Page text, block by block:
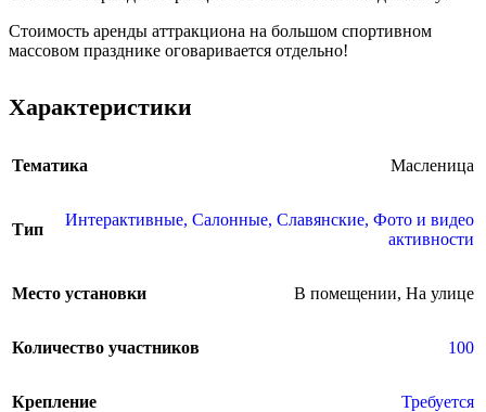
Стоимость аренды аттракциона на большом спортивном
массовом празднике оговаривается отдельно!
Характеристики
Тематика Масленица
Тип
Интерактивные, Салонные, Славянские, Фото и видео
активности
Место установки В помещении, На улице
Количество участников 100
Крепление Требуется